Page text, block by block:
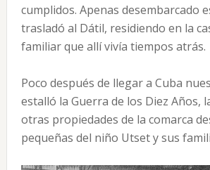
cumplidos. Apenas desembarcado
trasladó al Dátil, residiendo en la
familiar que allí vivía tiempos atrás.
Poco después de llegar a Cuba
estalló la Guerra de los Diez Años,
otras propiedades de la comarca
pequeñas del niño Utset y sus